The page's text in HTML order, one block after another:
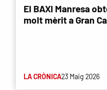
El BAXI Manresa
molt mèrit a Gran
LA CRÒNICA23 Maig 2026